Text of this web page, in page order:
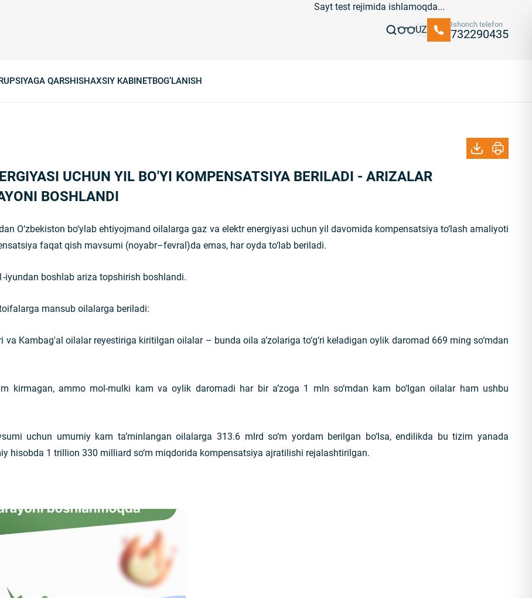
Sayt test rejimida ishlamoqda...
UZ Ishonch telefon
732290435
QARSHISHAXSIY KABINETBOG’LANISH
UCHUN YIL BO'YI KOMPENSATSIYA BERILADI - ARIZALAR
BOSHLANDI
O‘zbekiston bo‘ylab ehtiyojmand oilalarga gaz va elektr energiyasi uchun yil davomida kompensatsiya to‘lash amaliyoti
faqat qish mavsumi (noyabr–fevral)da emas, har oyda to‘lab beriladi.
boshlab ariza topshirish boshlandi.
mansub oilalarga beriladi:
Kambag'al oilalar reyestiriga kiritilgan oilalar – bunda oila a’zolariga to‘g‘ri keladigan oylik daromad 669 ming so‘mdan
kirmagan, ammo mol-mulki kam va oylik daromadi har bir a’zoga 1 mln so‘mdan kam bo‘lgan oilalar ham ushbu
uchun umumiy kam ta’minlangan oilalarga 313.6 mlrd so‘m yordam berilgan bo‘lsa, endilikda bu tizim yanada
hisobda 1 trillion 330 milliard so‘m miqdorida kompensatsiya ajratilishi rejalashtirilgan.